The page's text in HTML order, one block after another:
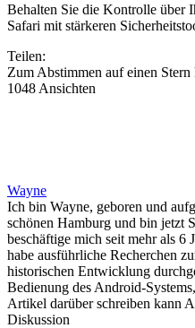
Behalten Sie die Kontrolle über
Safari mit stärkeren
Teilen:
Zum Abstimmen auf einen Stern
1048 Ansichten
Wayne
Ich bin Wayne, geboren und
schönen Hamburg und bin
beschäftige mich seit mehr als 6
habe ausführliche Recherchen
historischen Entwicklung
Bedienung des Android-
Artikel darüber schreiben kann
Diskussion